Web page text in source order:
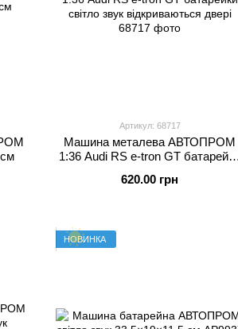
Артикул: 68717
Машина металева АВТОПРОМ
1:36 Audi RS e-tron GT батарейки
620.00 грн
НОВИНКА